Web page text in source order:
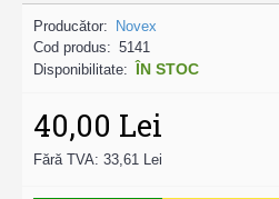
Producător: Novex
Cod produs: 5141
Disponibilitate: ÎN STOC
40,00 Lei
Fără TVA: 33,61 Lei